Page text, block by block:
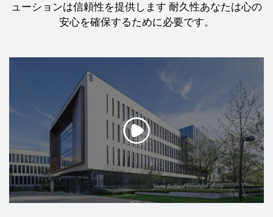
ューションは信頼性を提供します 耐久性あなたは心の
安心を確保するために必要です。